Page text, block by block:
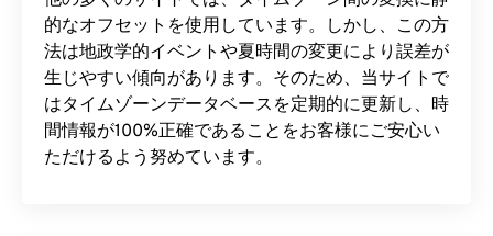
的なオフセットを使用しています。しかし、この方
法は地政学的イベントや夏時間の変更により誤差が
生じやすい傾向があります。そのため、当サイトで
はタイムゾーンデータベースを定期的に更新し、時
間情報が100%正確であることをお客様にご安心い
ただけるよう努めています。